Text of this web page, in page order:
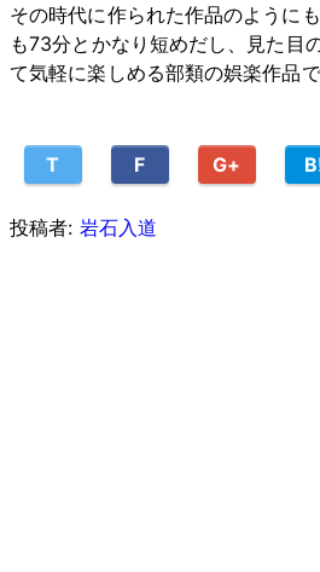
その時代に作られた作品のように
も73分とかなり短めだし、見た目
て気軽に楽しめる部類の娯楽作品
T F G+
投稿者: 岩石入道